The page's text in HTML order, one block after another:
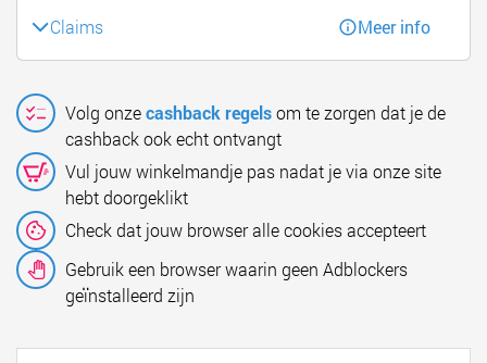
Claims Meer info
Volg onzecashback regelsom te zorgen dat je de
cashback ook echt ontvangt
Vul jouw winkelmandje pas nadat je via onze site
hebt doorgeklikt
Check dat jouw browser alle cookies accepteert
Gebruik een browser waarin geen Adblockers
geïnstalleerd zijn